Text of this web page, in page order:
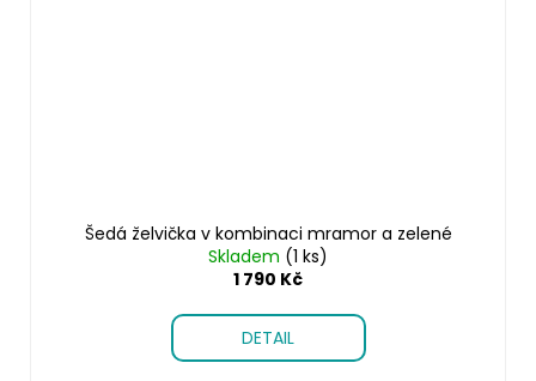
Šedá želvička v kombinaci mramor a zelené
Skladem (1 ks)
1 790 Kč
DETAIL